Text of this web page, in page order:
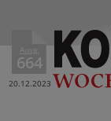
Ausg.
664
20.12.2023